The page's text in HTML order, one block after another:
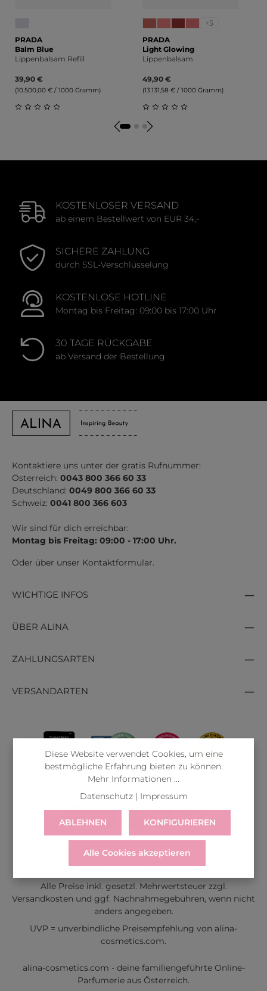
PRADA
Balm Blue
Lippenbalsam Refill
39,90 €
(10.500,00 € / 1000 Gramm)
Durchschnittliche Bewertung von 0 von 5 Sternen
+5
PRADA
Light Glowing
Lippenbalsam
49,90 €
(13.131,58 € / 1000 Gramm)
Durchschnittliche
KOSTENLOSER VERSAND
ab einem Bestellwert von EUR 34,-
SICHERE ZAHLUNG
durch SSL-Verschlüsselung
KOSTENLOSE HOTLINE
Montag bis Freitag: 09:00 bis 17:00 Uhr
30 TAGE RÜCKGABE
ab Versand der Bestellung
Kontaktiere uns unter der gratis Rufnummer:
Österreich: 0043 800 366 60 33
Deutschland: 0049 800 366 60 33
Schweiz: 0041 800 366 603
Wir sind für dich erreichbar:
Montag bis Freitag: 09:00 - 17:00 Uhr.
Oder über unser Kontaktformular.
WICHTIGE INFOS
ÜBER ALINA
ZAHLUNGSARTEN
VERSANDARTEN
LIEFERUNGWIDERRUFSERVICE & HILFE
VERTRAG WIDERRUFEN
Alle Preise inkl. gesetzl. Mehrwertsteuer zzgl.
Versandkosten und ggf. Nachnahmegebühren, wenn nicht
anders angegeben.
UVP = unverbindliche Preisempfehlung von alina-
cosmetics.com.
alina-cosmetics.com - deine familiengeführte Online-
Parfumerie aus Österreich.
Diese Website verwendet Cookies, um eine
bestmögliche Erfahrung bieten zu können.
Mehr Informationen ...
Datenschutz| Impressum
ABLEHNEN KONFIGURIEREN
Alle Cookies akzeptieren